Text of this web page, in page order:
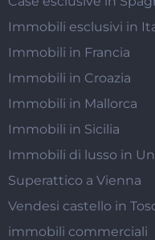
Immobili esclusivi in
Immobili in Francia
Immobili in Croazia
Immobili in Mallorca
Immobili in Sicilia
Immobili di lusso in
Superattico a Vienna
Vendesi castello in
immobili commerciali